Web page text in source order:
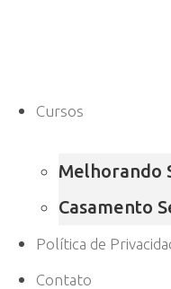
Cursos
Melhorando
Casamento
Política de
Contato